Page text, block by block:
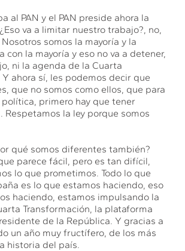
al PAN y el PAN preside ahora la
va a limitar nuestro trabajo?, no,
somos la mayoría y la
con la mayoría y eso no va a detener,
ni la agenda de la Cuarta
ahora sí, les podemos decir que
que no somos como ellos, que para
primero hay que tener
Respetamos la ley porque somos
qué somos diferentes también?
parece fácil, pero es tan difícil,
lo que prometimos. Todo lo que
es lo que estamos haciendo, eso
haciendo, estamos impulsando la
Transformación, la plataforma
de la República. Y gracias a
un año muy fructífero, de los más
historia del país.